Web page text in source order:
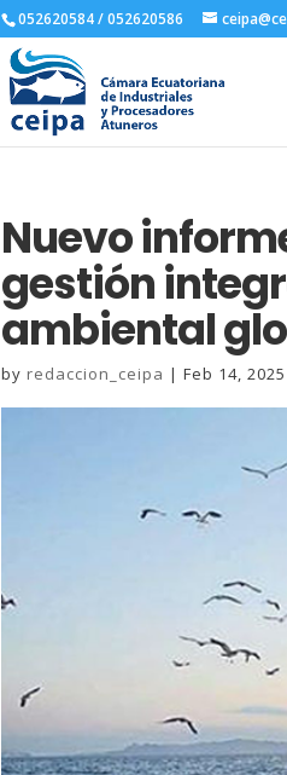
052620584 / 052620586
Nuevo
gestión
ambiental
by redaccion_ceipa |Feb 14, 2025